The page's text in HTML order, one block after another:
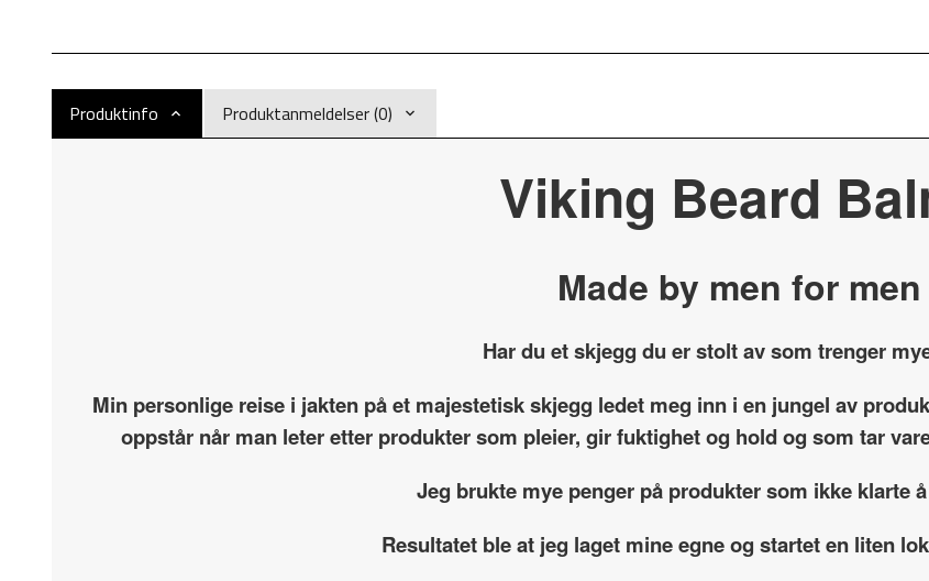
Produktinfo Produktanmeldelser (0)
Viking Beard
Made by men for men
Har du et skjegg du er stolt av som trenger
Min personlige reise i jakten på et majestetisk skjegg ledet meg inn i en jungel av
oppstår når man leter etter produkter som pleier, gir fuktighet og hold og som tar
Jeg brukte mye penger på produkter som ikke klarte
Resultatet ble at jeg laget mine egne og startet en liten